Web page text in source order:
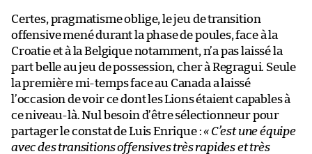
Certes, pragmatisme oblige, le jeu de transition
offensive mené durant la phase de poules, face à la
Croatie et à la Belgique notamment, n’a pas laissé la
part belle au jeu de possession, cher à Regragui. Seule
la première mi-temps face au Canada a laissé
l’occasion de voir ce dont les Lions étaient capables à
ce niveau-là. Nul besoin d’être sélectionneur pour
partager le constat de Luis Enrique :« C’est une équipe
avec des transitions offensives très rapides et très